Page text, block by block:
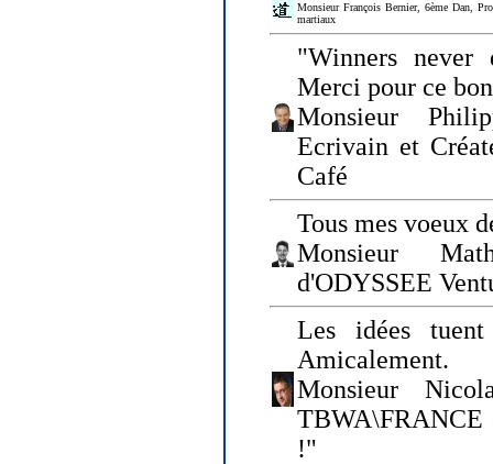
Monsieur François Bernier, 6ème Dan,
martiaux
"Winners
Merci pour ce
Monsieur
Ecrivain et
Café
Tous mes voeux
Monsieur
d'ODYSSEE
Les idées
Amicalement.
Monsieur
TBWA\FRANCE
!"